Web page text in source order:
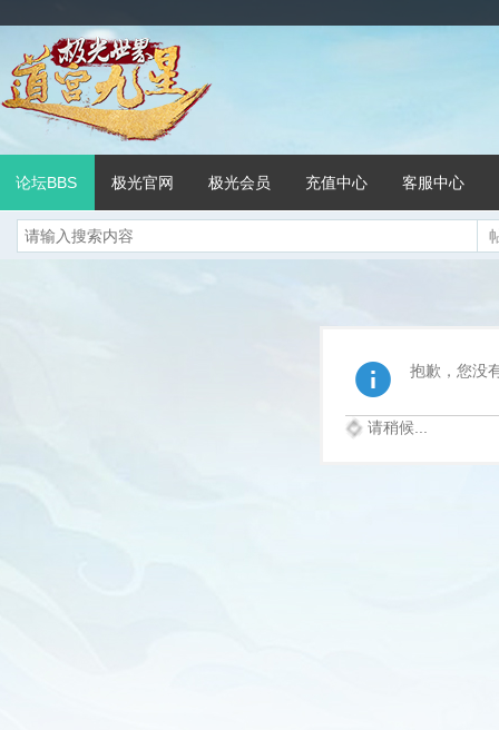
论坛BBS 极光官网 极光会员 充值中心 客服中心
抱歉，您没
请稍候...